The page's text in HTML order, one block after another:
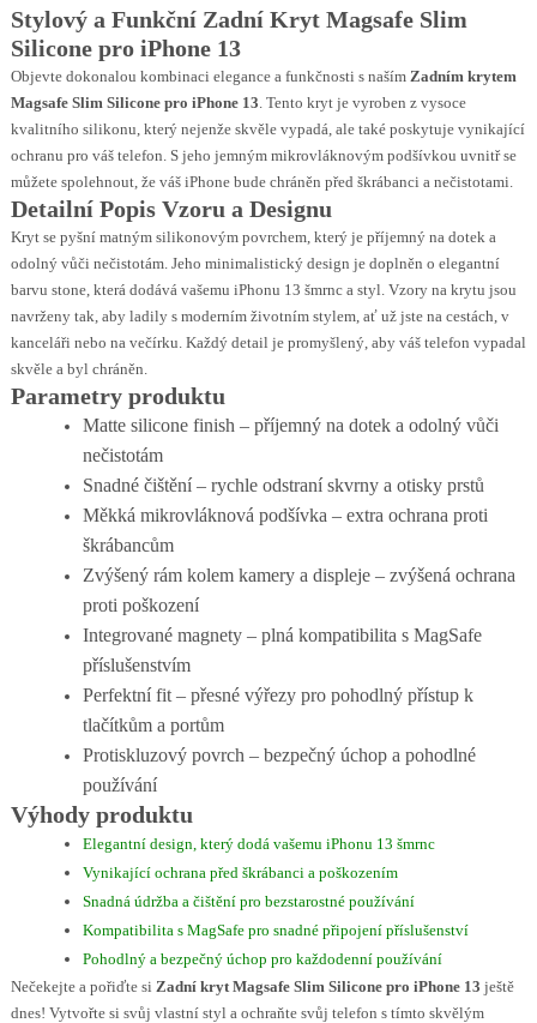
Stylový a Funkční Zadní Kryt Magsafe Slim
Silicone pro iPhone 13
Objevte dokonalou kombinaci elegance a funkčnosti s naším Zadním krytem
Magsafe Slim Silicone pro iPhone 13. Tento kryt je vyroben z vysoce
kvalitního silikonu, který nejenže skvěle vypadá, ale také poskytuje vynikající
ochranu pro váš telefon. S jeho jemným mikrovláknovým podšívkou uvnitř se
můžete spolehnout, že váš iPhone bude chráněn před škrábanci a nečistotami.
Detailní Popis Vzoru a Designu
Kryt se pyšní matným silikonovým povrchem, který je příjemný na dotek a
odolný vůči nečistotám. Jeho minimalistický design je doplněn o elegantní
barvu stone, která dodává vašemu iPhonu 13 šmrnc a styl. Vzory na krytu jsou
navrženy tak, aby ladily s moderním životním stylem, ať už jste na cestách, v
kanceláři nebo na večírku. Každý detail je promyšlený, aby váš telefon vypadal
skvěle a byl chráněn.
Parametry produktu
Matte silicone finish – příjemný na dotek a odolný vůči
nečistotám
Snadné čištění – rychle odstraní skvrny a otisky prstů
Měkká mikrovláknová podšívka – extra ochrana proti
škrábancům
Zvýšený rám kolem kamery a displeje – zvýšená ochrana
proti poškození
Integrované magnety – plná kompatibilita s MagSafe
příslušenstvím
Perfektní fit – přesné výřezy pro pohodlný přístup k
tlačítkům a portům
Protiskluzový povrch – bezpečný úchop a pohodlné
používání
Výhody produktu
Elegantní design, který dodá vašemu iPhonu 13 šmrnc
Vynikající ochrana před škrábanci a poškozením
Snadná údržba a čištění pro bezstarostné používání
Kompatibilita s MagSafe pro snadné připojení příslušenství
Pohodlný a bezpečný úchop pro každodenní používání
Nečekejte a pořiďte si Zadní kryt Magsafe Slim Silicone pro iPhone 13 ještě
dnes! Vytvořte si svůj vlastní styl a ochraňte svůj telefon s tímto skvělým